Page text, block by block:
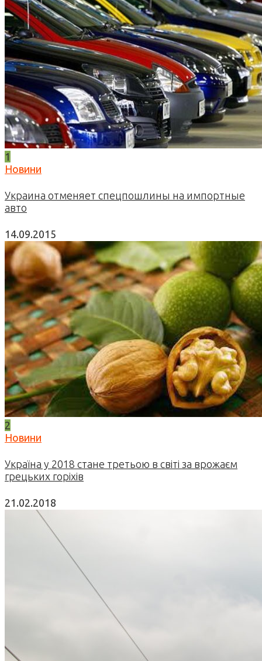
1
Новини
Украина отменяет спецпошлины на импортные
авто
14.09.2015
2
Новини
Україна у 2018 стане третьою в світі за врожаєм
грецьких горіхів
21.02.2018